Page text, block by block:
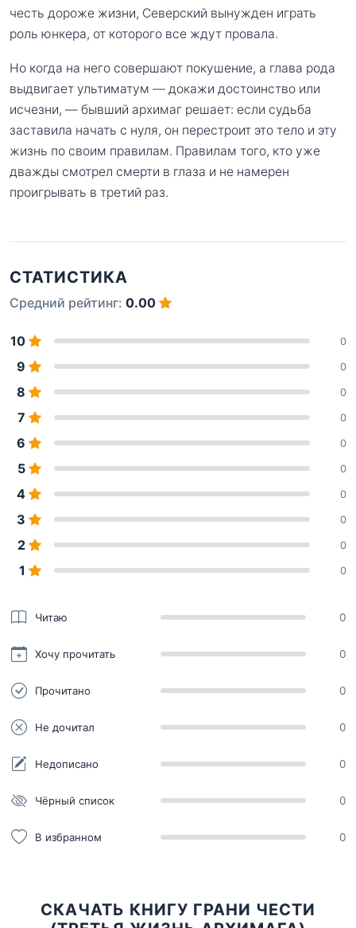
честь дороже жизни, Северский вынужден играть
роль юнкера, от которого все ждут провала.
Но когда на него совершают покушение, а глава рода
выдвигает ультиматум — докажи достоинство или
исчезни, — бывший архимаг решает: если судьба
заставила начать с нуля, он перестроит это тело и эту
жизнь по своим правилам. Правилам того, кто уже
дважды смотрел смерти в глаза и не намерен
проигрывать в третий раз.
СТАТИСТИКА
Средний рейтинг: 0.00
10 0
9 0
8 0
7 0
6 0
5 0
4 0
3 0
2 0
1 0
Читаю 0
Хочу прочитать 0
Прочитано 0
Не дочитал 0
Недописано 0
Чёрный список 0
В избранном 0
СКАЧАТЬ КНИГУ ГРАНИ ЧЕСТИ